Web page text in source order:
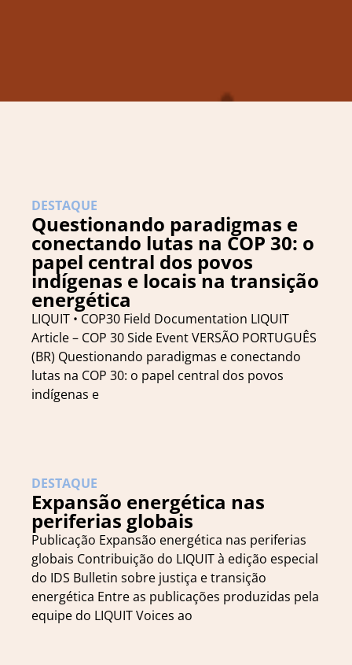
DESTAQUE
Questionando paradigmas e
conectando lutas na COP 30: o
papel central dos povos
indígenas e locais na transição
energética
LIQUIT • COP30 Field Documentation LIQUIT
Article – COP 30 Side Event VERSÃO PORTUGUÊS
(BR) Questionando paradigmas e conectando
lutas na COP 30: o papel central dos povos
indígenas e
DESTAQUE
Expansão energética nas
periferias globais
Publicação Expansão energética nas periferias
globais Contribuição do LIQUIT à edição especial
do IDS Bulletin sobre justiça e transição
energética Entre as publicações produzidas pela
equipe do LIQUIT Voices ao